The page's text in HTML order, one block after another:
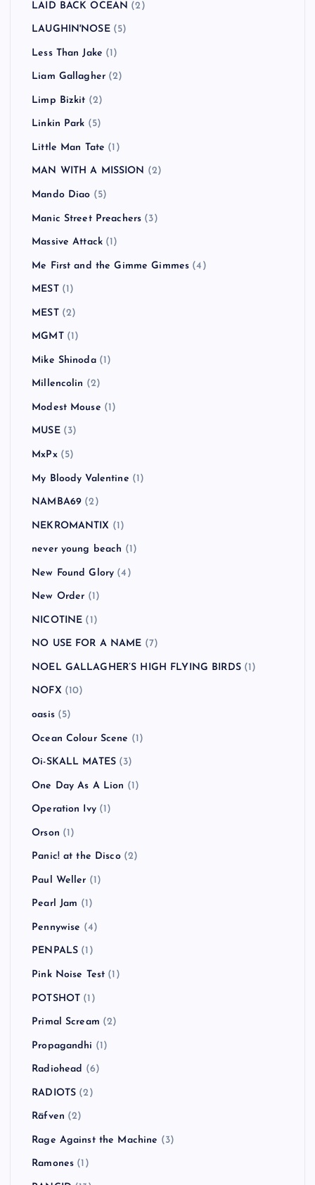
LAID BACK OCEAN (2)
LAUGHIN'NOSE(5)
Less Than Jake (1)
Liam Gallagher (2)
Limp Bizkit (2)
Linkin Park (5)
Little Man Tate (1)
MAN WITH A MISSION (2)
Mando Diao (5)
Manic Street Preachers (3)
Massive Attack (1)
Me First and the Gimme Gimmes (4)
MEST(1)
MEST(2)
MGMT(1)
Mike Shinoda(1)
Millencolin (2)
Modest Mouse (1)
MUSE(3)
MxPx(5)
My Bloody Valentine (1)
NAMBA69 (2)
NEKROMANTIX (1)
never young beach (1)
New Found Glory (4)
New Order (1)
NICOTINE (1)
NO USE FOR A NAME (7)
NOEL GALLAGHER’S HIGH FLYING BIRDS(1)
NOFX (10)
oasis(5)
Ocean Colour Scene (1)
Oi-SKALL MATES (3)
One Day As A Lion (1)
Operation Ivy(1)
Orson (1)
Panic! at the Disco(2)
Paul Weller (1)
Pearl Jam (1)
Pennywise (4)
PENPALS (1)
Pink Noise Test (1)
POTSHOT (1)
Primal Scream (2)
Propagandhi (1)
Radiohead (6)
RADIOTS (2)
Räfven (2)
Rage Against the Machine (3)
Ramones (1)